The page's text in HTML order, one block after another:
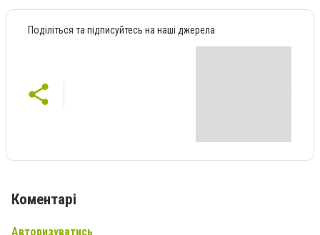
Поділіться та підписуйтесь на наші джерела
Коментарі
Авторизуватись